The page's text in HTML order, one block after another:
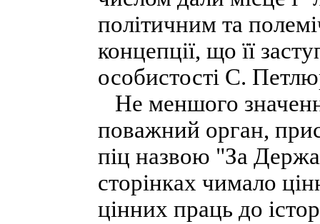
політичним та
концепції, що її
особистості С.
Не меншого
поважний орган,
піц назвою "За
сторінках чимало
цінних праць до